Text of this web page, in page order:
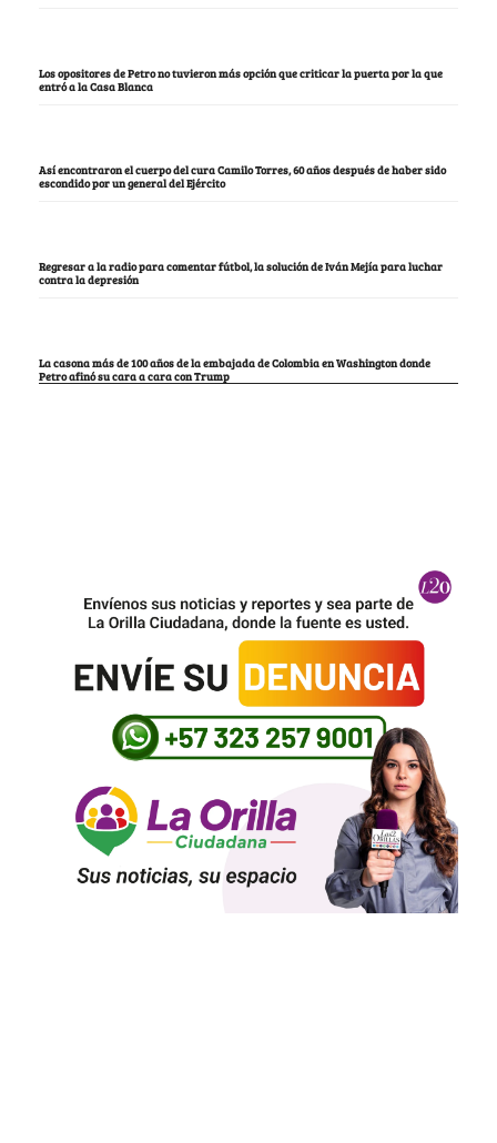
Los opositores de Petro no tuvieron más opción que criticar la puerta por la que
entró a la Casa Blanca
Así encontraron el cuerpo del cura Camilo Torres, 60 años después de haber sido
escondido por un general del Ejército
Regresar a la radio para comentar fútbol, la solución de Iván Mejía para luchar
contra la depresión
La casona más de 100 años de la embajada de Colombia en Washington donde
Petro afinó su cara a cara con Trump